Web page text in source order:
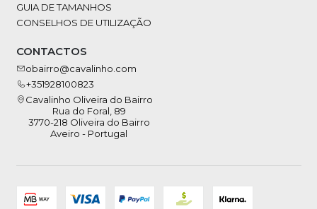
GUIA DE TAMANHOS
CONSELHOS DE UTILIZAÇÃO
CONTACTOS
obairro@cavalinho.com
+351928100823
Cavalinho Oliveira do Bairro
Rua do Foral, 89
3770-218 Oliveira do Bairro
Aveiro - Portugal